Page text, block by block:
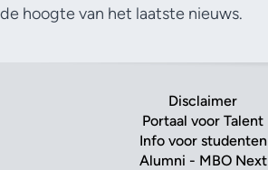
de hoogte van het laatste nieuws.
Disclaimer
Portaal voor Talent
Info voor studenten
Alumni - MBO Next